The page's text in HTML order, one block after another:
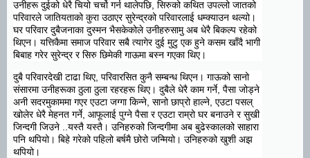
उनीहरू दुईको धेरै चियो चर्चो गर्न थालेपछि, सिरुको कथित उपल्लो जातको
परिवारले जातियताको कुरा उठाएर सुरेन्द्रको परिवारलाई धम्क्याउन थल्यो।
घर परिवार दुबैजनाका दुस्मन भैसकेकोले उनीहरुसामु अब धेरै बिकल्प रहेको
थिएन। यत्तिकैमा समाज परिवार सबै त्यागेर दुई मुटु एक हुने कसम खाँदै भागी
बिबाह गरेर सुरेन्द्र र सिरु छिमेकी गाऊमा बस्न गएका थिए।
दुबै परिवारदेखी टाढा थिए, परिवारसित कुनै सम्बन्ध थिएन। गाऊको सानो
संसारमा उनीहरूका ठुला ठुला रहरहरू थिए। दुबैले धेरै काम गर्ने, पैसा जोड्ने
अनी सदरमुकाममा गएर एउटा जग्गा किन्ने, सानो छाप्रो हाल्ने, एउटा पसल्
खोलेर धेरै मेहनत गर्ने, आफूलाई पुग्ने पैसा र एउटा राम्रो घर बनाउने र सुखी
जिन्दगी जिउने ..यस्तै यस्तै। उनिहरुको जिन्दगीमा अब बुढेस्कालको साहारा
पनि थपियो। बिहे गरेको पहिलो बर्षमै छोरो जन्मियो। उनिहरुको खुशी अझ
थपियो।